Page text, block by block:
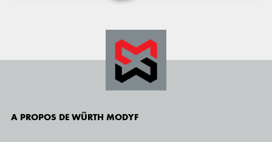
A PROPOS DE WÜRTH MODYF